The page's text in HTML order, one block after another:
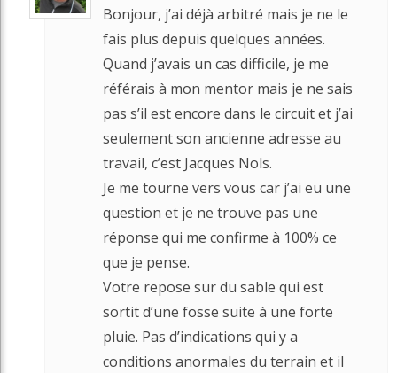
Bonjour, j’ai déjà arbitré mais je ne le
fais plus depuis quelques années.
Quand j’avais un cas difficile, je me
référais à mon mentor mais je ne sais
pas s’il est encore dans le circuit et j’ai
seulement son ancienne adresse au
travail, c’est Jacques Nols.
Je me tourne vers vous car j’ai eu une
question et je ne trouve pas une
réponse qui me confirme à 100% ce
que je pense.
Votre repose sur du sable qui est
sortit d’une fosse suite à une forte
pluie. Pas d’indications qui y a
conditions anormales du terrain et il